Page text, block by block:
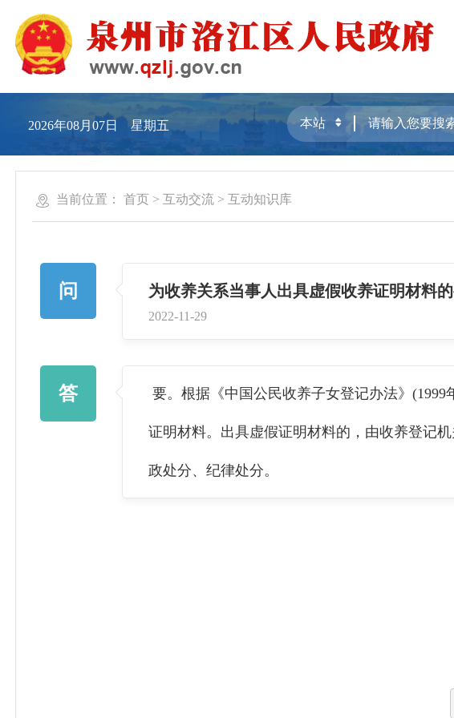
2026年08月07日 星期五
当前位置： 首页 >互动交流 >互动知识库
问 为收养关系当事人出具虚假收养证明材料
2022-11-29
答 要。根据《中国公民收养子女登记办法》
证明材料。出具虚假证明材料的，由收养登记
政处分、纪律处分。